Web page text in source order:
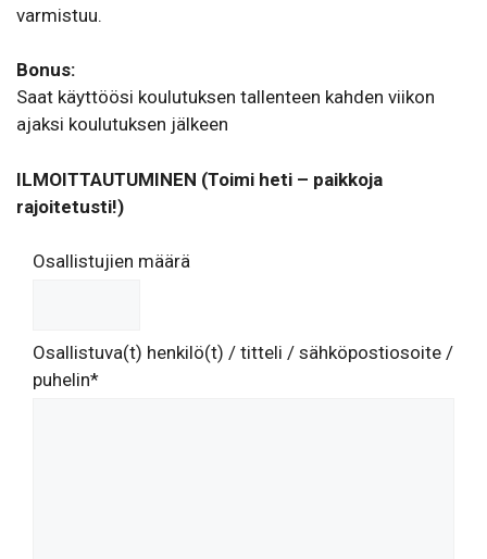
varmistuu.
Bonus:
Saat käyttöösi koulutuksen tallenteen kahden viikon
ajaksi koulutuksen jälkeen
ILMOITTAUTUMINEN (Toimi heti – paikkoja
rajoitetusti!)
Osallistujien määrä
Osallistuva(t) henkilö(t) / titteli / sähköpostiosoite /
puhelin*